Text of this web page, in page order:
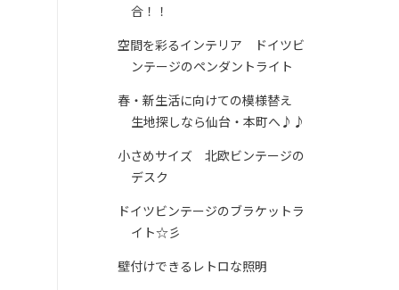
合！！
空間を彩るインテリア ドイツビ
ンテージのペンダントライト
春・新生活に向けての模様替え
生地探しなら仙台・本町へ♪♪
小さめサイズ 北欧ビンテージの
デスク
ドイツビンテージのブラケットラ
イト☆彡
壁付けできるレトロな照明